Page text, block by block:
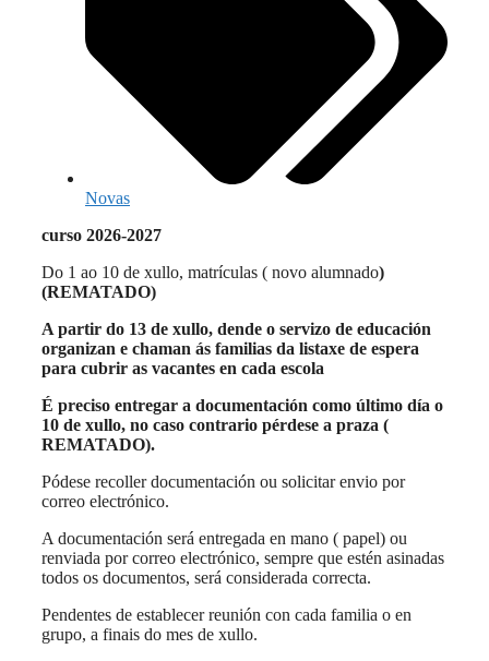
Novas
curso 2026-2027
Do 1 ao 10 de xullo, matrículas ( novo alumnado)
(REMATADO)
A partir do 13 de xullo, dende o servizo de educación
organizan e chaman ás familias da listaxe de espera
para cubrir as vacantes en cada escola
É preciso entregar a documentación como último día o
10 de xullo, no caso contrario pérdese a praza (
REMATADO).
Pódese recoller documentación ou solicitar envio por
correo electrónico.
A documentación será entregada en mano ( papel) ou
renviada por correo electrónico, sempre que estén asinadas
todos os documentos, será considerada correcta.
Pendentes de establecer reunión con cada familia o en
grupo, a finais do mes de xullo.